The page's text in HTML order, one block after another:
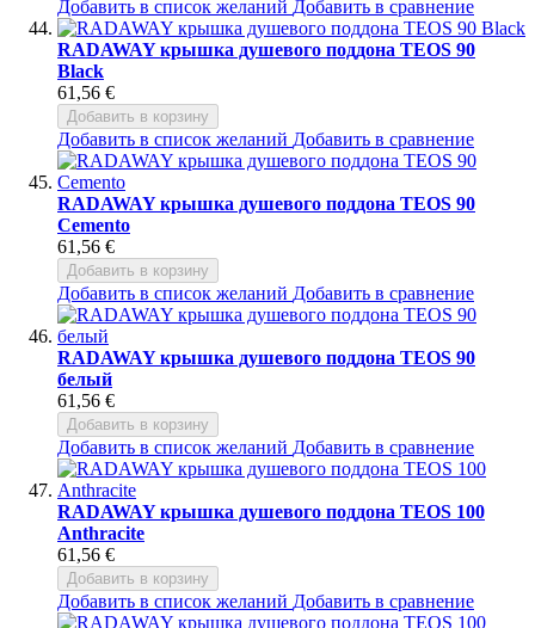
Добавить в список желаний Добавить в сравнение
RADAWAY крышка душевого поддона TEOS 90
Black
61,56 €
Добавить в корзину
Добавить в список желаний Добавить в сравнение
RADAWAY крышка душевого поддона TEOS 90
Cemento
61,56 €
Добавить в корзину
Добавить в список желаний Добавить в сравнение
RADAWAY крышка душевого поддона TEOS 90
белый
61,56 €
Добавить в корзину
Добавить в список желаний Добавить в сравнение
RADAWAY крышка душевого поддона TEOS 100
Anthracite
61,56 €
Добавить в корзину
Добавить в список желаний Добавить в сравнение